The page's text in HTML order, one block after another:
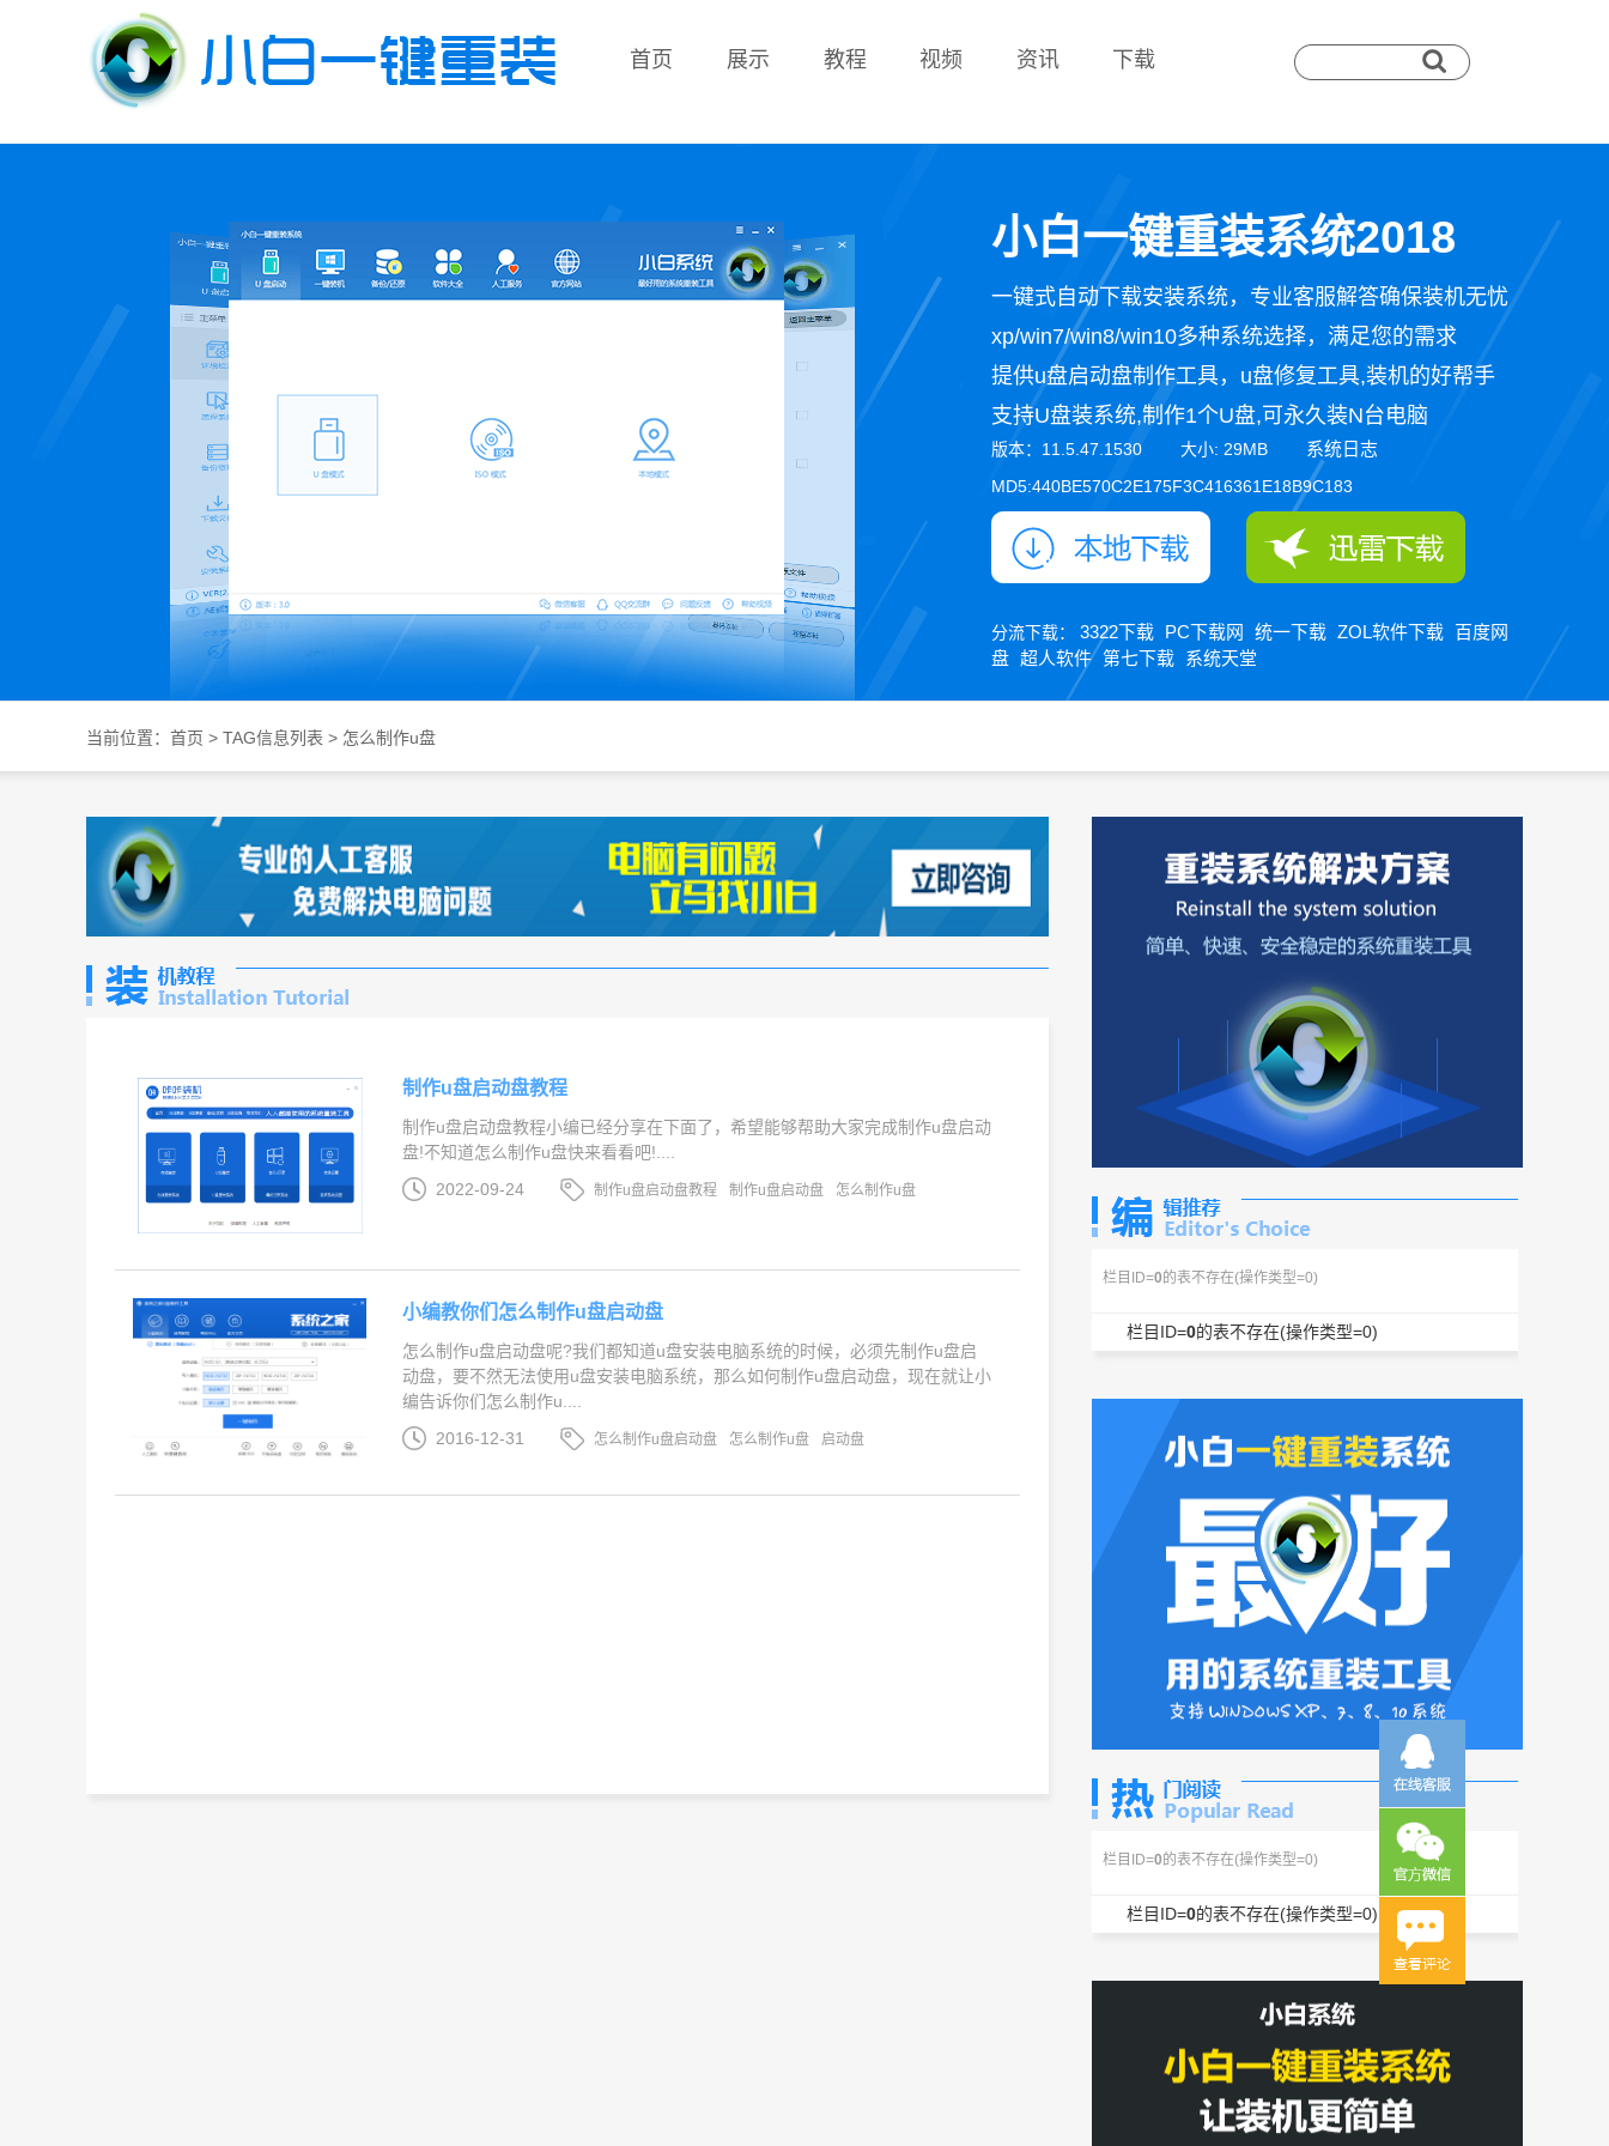
首页 展示 教程 视频 资讯 下载
小白一键重装系统2018
一键式自动下载安装系统，专业客服解答确保装机无忧
xp/win7/win8/win10多种系统选择，满足您的需求
提供u盘启动盘制作工具，u盘修复工具,装机的好帮手
支持U盘装系统,制作1个U盘,可永久装N台电脑
版本：11.5.47.1530 大小: 29MB 系统日志
MD5:440BE570C2E175F3C416361E18B9C183
分流下载： 3322下载 PC下载网 统一下载 ZOL软件下载 百度网
盘 超人软件 第七下载 系统天堂
当前位置： 首页 > TAG信息列表 > 怎么制作u盘
制作u盘启动盘教程
制作u盘启动盘教程小编已经分享在下面了，希望能够帮助大家完成制作u盘启动
盘!不知道怎么制作u盘快来看看吧!....
2022-09-24
制作u盘启动盘教程 制作u盘启动盘 怎么制作u盘
小编教你们怎么制作u盘启动盘
怎么制作u盘启动盘呢?我们都知道u盘安装电脑系统的时候，必须先制作u盘启
动盘，要不然无法使用u盘安装电脑系统，那么如何制作u盘启动盘，现在就让小
编告诉你们怎么制作u....
2016-12-31
怎么制作u盘启动盘 怎么制作u盘 启动盘
栏目ID=0 的表不存在(操作类型=0)
栏目ID=0的表不存在(操作类型=0)
栏目ID=0 的表不存在(操作类型=0)
栏目ID=0的表不存在(操作类型=0)